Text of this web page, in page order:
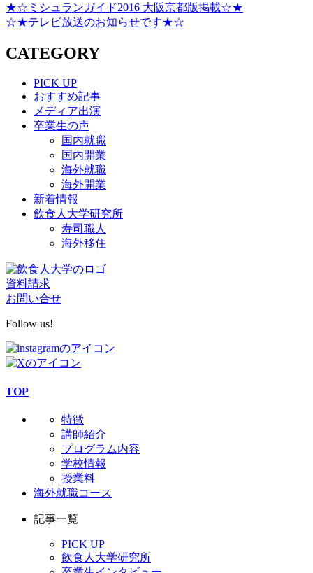
★☆ミシュランガイド2016 大阪京都版掲載☆★
☆★テレビ放送のお知らせです★☆
CATEGORY
PICK UP
おすすめ記事
メディア出演
卒業生の声
国内就職
国内開業
海外就職
海外開業
新着情報
飲食人大学研究所
寿司職人
海外移住
資料請求
お問い合せ
Follow us!
TOP
特徴
講師紹介
プログラム内容
学校情報
授業料
海外就職コース
記事一覧
PICK UP
飲食人大学研究所